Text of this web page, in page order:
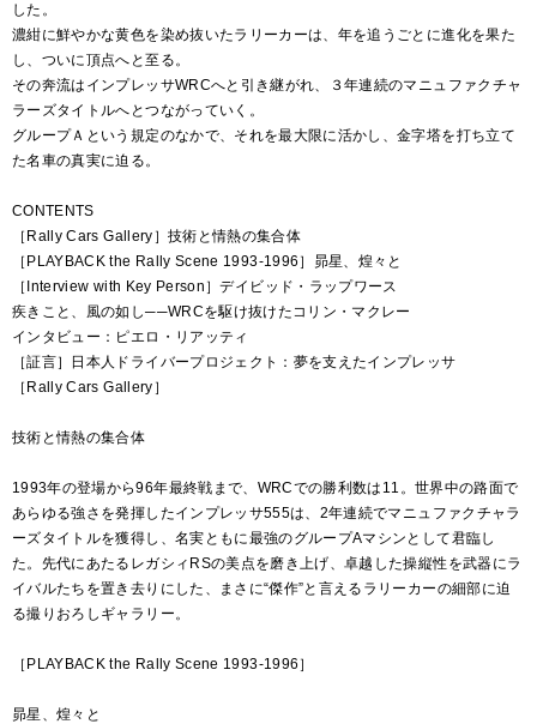
した。
濃紺に鮮やかな黄色を染め抜いたラリーカーは、年を追うごとに進化を果た
し、ついに頂点へと至る。
その奔流はインプレッサWRCへと引き継がれ、３年連続のマニュファクチャ
ラーズタイトルへとつながっていく。
グループＡという規定のなかで、それを最大限に活かし、金字塔を打ち立て
た名車の真実に迫る。
CONTENTS
［Rally Cars Gallery］技術と情熱の集合体
［PLAYBACK the Rally Scene 1993-1996］昴星、煌々と
［Interview with Key Person］デイビッド・ラップワース
疾きこと、風の如し──WRCを駆け抜けたコリン・マクレー
インタビュー：ピエロ・リアッティ
［証言］日本人ドライバープロジェクト：夢を支えたインプレッサ
［Rally Cars Gallery］
技術と情熱の集合体
1993年の登場から96年最終戦まで、WRCでの勝利数は11。世界中の路面で
あらゆる強さを発揮したインプレッサ555は、2年連続でマニュファクチャラ
ーズタイトルを獲得し、名実ともに最強のグループAマシンとして君臨し
た。先代にあたるレガシィRSの美点を磨き上げ、卓越した操縦性を武器にラ
イバルたちを置き去りにした、まさに“傑作”と言えるラリーカーの細部に迫
る撮りおろしギャラリー。
［PLAYBACK the Rally Scene 1993-1996］
昴星、煌々と